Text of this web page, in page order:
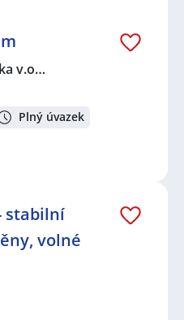
v.o…
Plný úvazek
stabilní
volné